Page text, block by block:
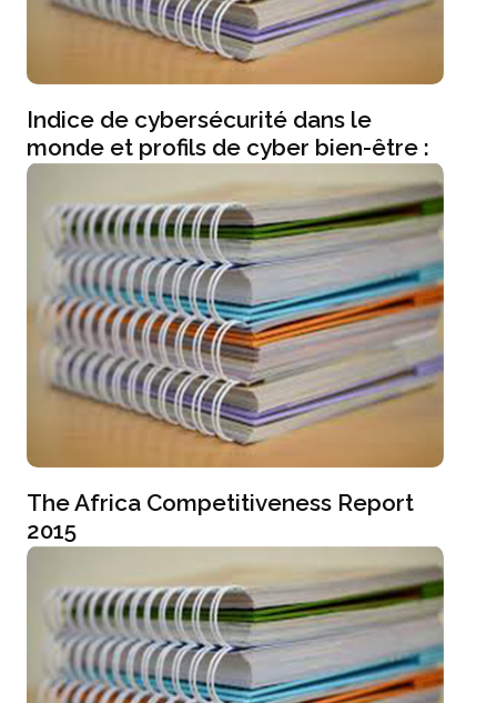
Indice de cybersécurité dans le
monde et profils de cyber bien-être :
The Africa Competitiveness Report
2015